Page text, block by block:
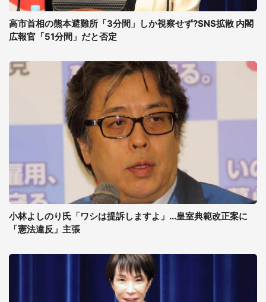
高市首相の熊本避難所「3分間」しか視察せず?SNS拡散 内閣
広報官「51分間」だと否定
小林よしのり氏「ワシは提訴しますよ」...皇室典範改正案に
「憲法違反」主張